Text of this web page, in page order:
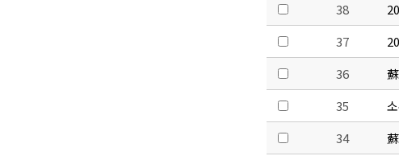
38
37
36
35
34